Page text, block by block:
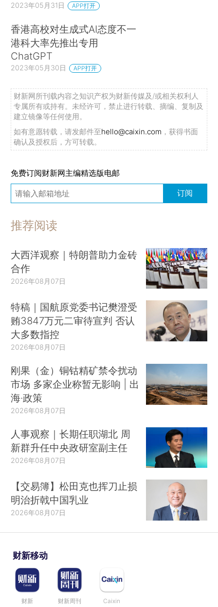
2023年05月31日 APP打开
香港高校对生成式AI态度不一
港科大率先推出专用
ChatGPT
2023年05月30日 APP打开
财新网所刊载内容之知识产权为财新传媒及/或相关权利人
专属所有或持有。未经许可，禁止进行转载、摘编、复制及
建立镜像等任何使用。
如有意愿转载，请发邮件至hello@caixin.com ，获得书面
确认及授权后，方可转载。
免费订阅财新网主编精选版电邮
订阅
推荐阅读
大西洋观察｜特朗普助力金砖
合作
2026年08月07日
特稿｜国航原党委书记樊澄受
贿3847万元二审待宣判 否认
大多数指控
2026年08月07日
刚果（金）铜钴精矿禁令扰动
市场 多家企业称暂无影响 | 出
海·政策
2026年08月07日
人事观察｜长期任职湖北 周
新群升任中央政研室副主任
2026年08月07日
【交易簿】松田克也挥刀止损
明治折戟中国乳业
2026年08月07日
财新移动
财新 财新周刊 Caixin